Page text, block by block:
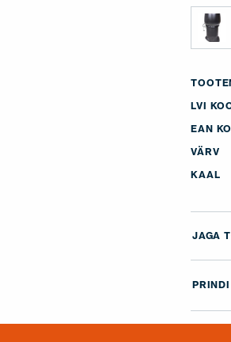
LVI
EAN
VÄRV
KAAL
JAGA